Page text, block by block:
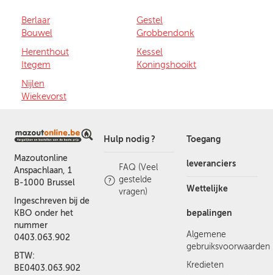
Berlaar
Bouwel
Gestel
Grobbendonk
Herenthout
Itegem
Kessel
Koningshooikt
Nijlen
Wiekevorst
Mazoutonline
Anspachlaan, 1
B-1000 Brussel
Ingeschreven bij de
KBO onder het
nummer
0403.063.902
BTW:
BE0403.063.902
Hulp nodig ?
FAQ (Veel
gestelde
vragen)
Toegang
leveranciers
Wettelijke
bepalingen
Algemene
gebruiksvoorwaarden
Kredieten